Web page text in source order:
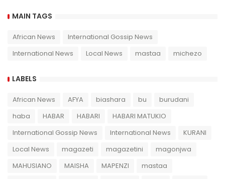
MAIN TAGS
African News
International Gossip News
International News
Local News mastaa michezo
LABELS
African News AFYA biashara bu
burudani
haba
HABAR HABARI
HABARI MATUKIO
International Gossip News
International News
KURANI
Local News
magazeti magazetini
magonjwa
MAHUSIANO
MAISHA MAPENZI
mastaa